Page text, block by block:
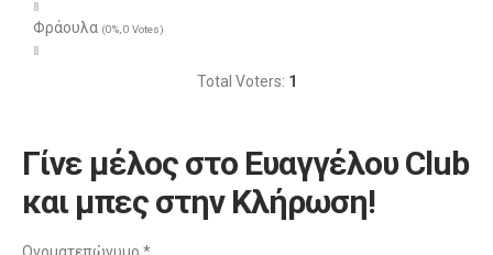
Φράουλα (0%, 0 Votes)
Total Voters: 1
Γίνε μέλος στο Ευαγγέλου Club
και μπες στην Κλήρωση!